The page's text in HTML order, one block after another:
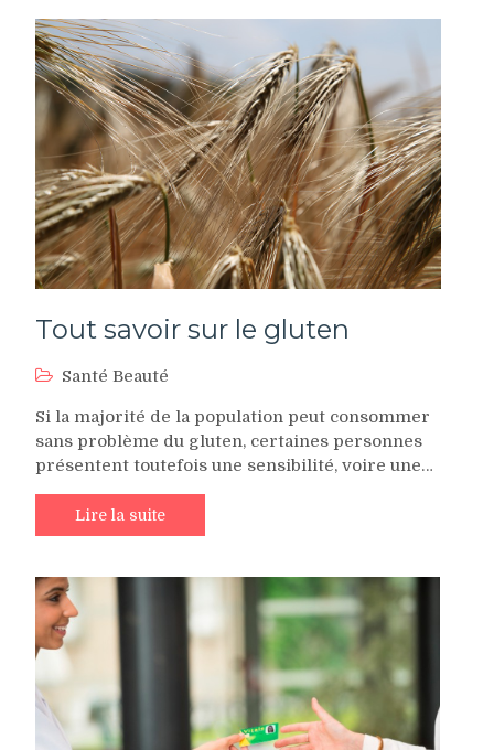
Tout savoir sur le gluten
Santé Beauté
Si la majorité de la population peut consommer
sans problème du gluten, certaines personnes
présentent toutefois une sensibilité, voire une…
Lire la suite